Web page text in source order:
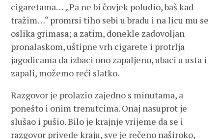
cigaretama… „Pa ne bi čovjek poludio, baš kad
tražim…“ promrsi tiho sebi u bradu i na licu mu se
oslika grimasa; a zatim, donekle zadovoljan
pronalaskom, uštipne vrh cigarete i protrlja
jagodicama da izbaci ono zapaljeno, ubaci u usta i
zapali, možemo reći slatko.
Razgovor je prolazio zajedno s minutama, a
ponešto i onim trenutcima. Onaj nasuprot je
slušao i pušio. Bilo je krajnje vrijeme da se i
razgovor privede kraju, sve je rečeno naširoko,